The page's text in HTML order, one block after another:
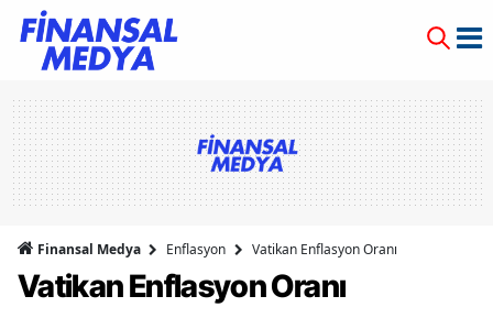
Finansal Medya Enflasyon Vatikan Enflasyon Oranı
Vatikan Enflasyon Oranı